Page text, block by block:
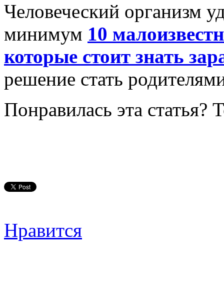
Человеческий организм
минимум 10
которые стоит знать
решение стать
Понравилась эта статья?
Нравится